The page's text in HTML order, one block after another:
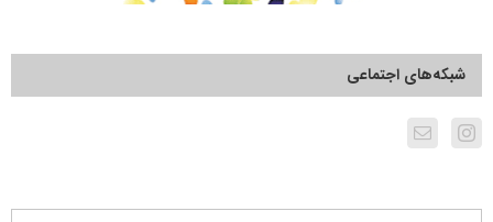
شبکه‌های اجتماعی